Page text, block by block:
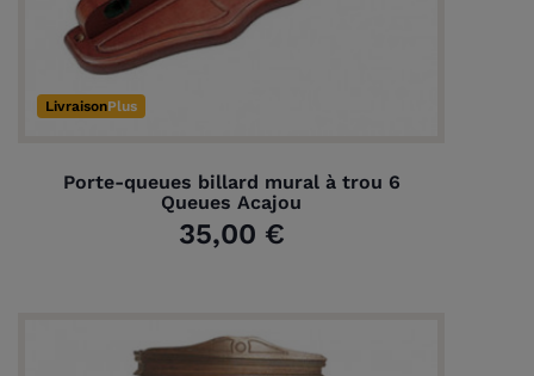
LivraisonPlus
Porte-queues billard mural à trou 6
Queues Acajou
35,00 €